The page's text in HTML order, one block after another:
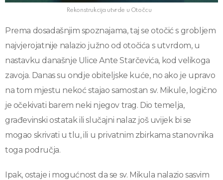
Rekonstrukcija utvrde u Otočcu
Prema dosadašnjim spoznajama, taj se otočić s grobljem
najvjerojatnije nalazio južno od otočića s utvrdom, u
nastavku današnje Ulice Ante Starčevića, kod velikoga
zavoja. Danas su ondje obiteljske kuće, no ako je upravo
na tom mjestu nekoć stajao samostan sv. Mikule, logično
je očekivati barem neki njegov trag. Dio temelja,
građevinski ostatak ili slučajni nalaz još uvijek bi se
mogao skrivati u tlu, ili u privatnim zbirkama stanovnika
toga područja.
Ipak, ostaje i mogućnost da se sv. Mikula nalazio sasvim